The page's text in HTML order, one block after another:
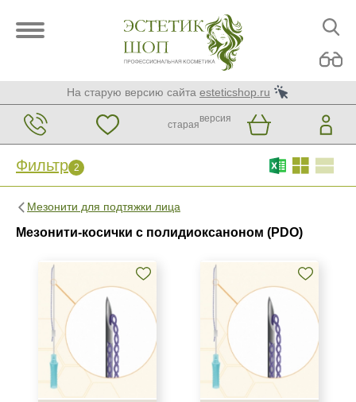
На старую версию сайта esteticshop.ru
старая
версия
Фильтр 2
Мезонити для подтяжки лица
Мезонити-косички с полидиоксаноном (PDO)
Фильтр 2 Сброс
Страна
Южная Корея
Тип товара
Мезонити